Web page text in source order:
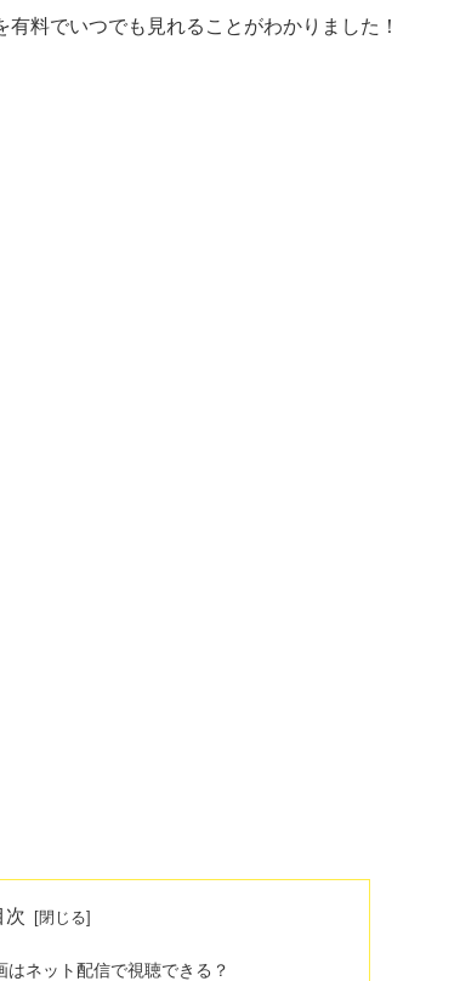
料でいつでも見れることがわかりました！
次
ネット配信で視聴できる？